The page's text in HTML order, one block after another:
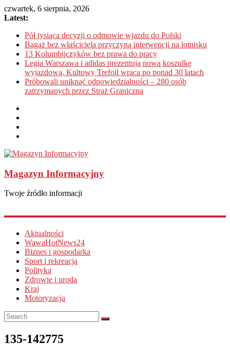
czwartek, 6 sierpnia, 2026
Latest:
Pół tysiąca decyzji o odmowie wjazdu do Polski
Bagaż bez właściciela przyczyną interwencji na lotnisku
13 Kolumbijczyków bez prawa do pracy
Legia Warszawa i adidas prezentują nową koszulkę
wyjazdową. Kultowy Trefoil wraca po ponad 30 latach
Próbowali uniknąć odpowiedzialności – 280 osób
zatrzymanych przez Straż Graniczną
Magazyn Informacyjny
Twoje źródło informacji
Aktualności
WawaHotNews24
Biznes i gospodarka
Sport i rekreacja
Polityka
Zdrowie i uroda
Kraj
Motoryzacja
135-142775